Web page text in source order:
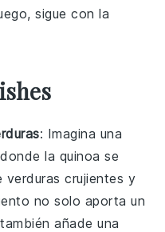
sigue con la
: Imagina una
la quinoa se
verduras crujientes y
no solo aporta un
añade una